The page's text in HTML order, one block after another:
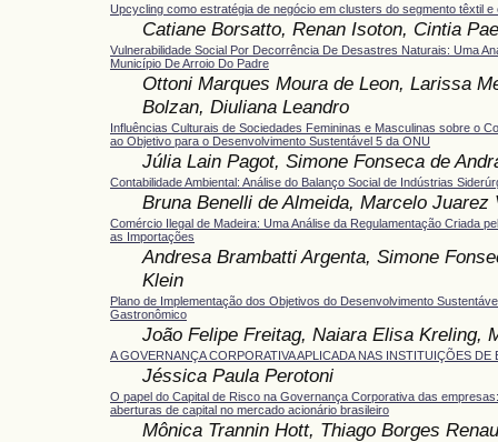
Upcycling como estratégia de negócio em clusters do segmento têxtil
Catiane Borsatto, Renan Isoton, Cintia
Vulnerabilidade Social Por Decorrência De Desastres Naturais: Uma
Município De Arroio Do Padre
Ottoni Marques Moura de Leon, Larissa
Bolzan, Diuliana Leandro
Influências Culturais de Sociedades Femininas e Masculinas sobre o
ao Objetivo para o Desenvolvimento Sustentável 5 da ONU
Júlia Lain Pagot, Simone Fonseca de
Contabilidade Ambiental: Análise do Balanço Social de Indústrias
Bruna Benelli de Almeida, Marcelo Juarez
Comércio Ilegal de Madeira: Uma Análise da Regulamentação Criada
as Importações
Andresa Brambatti Argenta, Simone
Klein
Plano de Implementação dos Objetivos do Desenvolvimento
Gastronômico
João Felipe Freitag, Naiara Elisa Kreling,
A GOVERNANÇA CORPORATIVA APLICADA NAS INSTITUIÇÕES DE
Jéssica Paula Perotoni
O papel do Capital de Risco na Governança Corporativa das
aberturas de capital no mercado acionário brasileiro
Mônica Trannin Hott, Thiago Borges